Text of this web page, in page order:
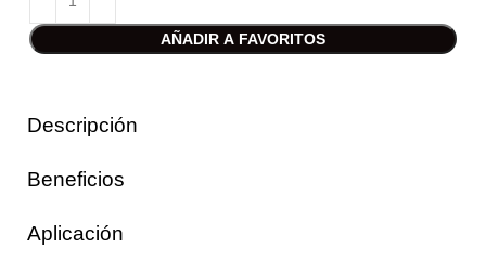
AÑADIR A FAVORITOS
Descripción
Beneficios
Aplicación